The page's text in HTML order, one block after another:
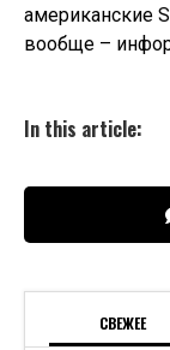
американские
вообще –
In this article:
СВЕЖЕЕ